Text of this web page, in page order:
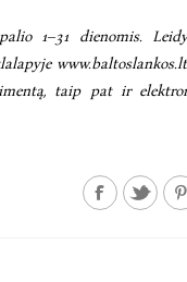
1–31 dienomis.
www.baltoslankos.lt
taip pat ir